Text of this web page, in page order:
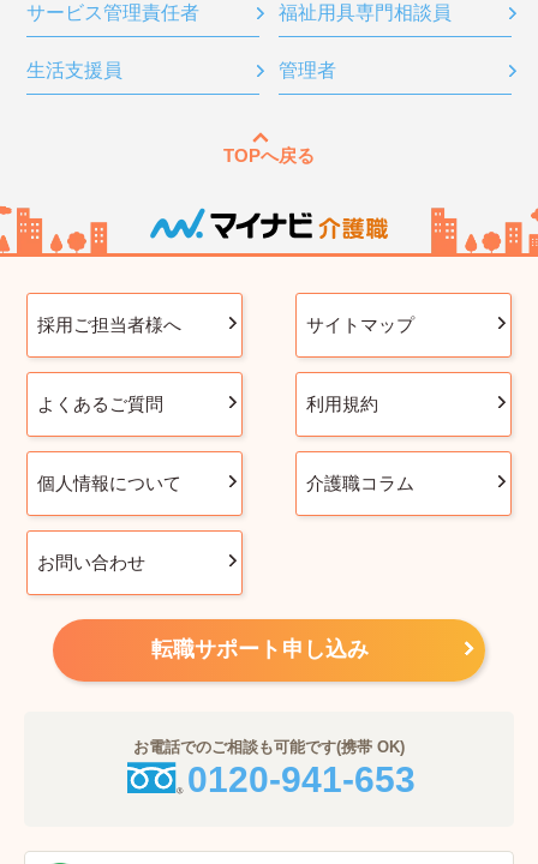
サービス管理責任者 福祉用具専門相談員
生活支援員 管理者
TOPへ戻る
採用ご担当者様へ サイトマップ
よくあるご質問 利用規約
個人情報について 介護職コラム
お問い合わせ
転職サポート申し込み
お電話でのご相談も可能です(携帯 OK)
0120-941-653